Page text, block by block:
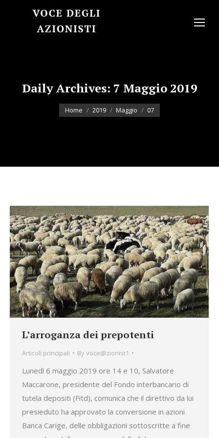
Daily Archives: 7 Maggio 2019
You are here:
Home 2019 Maggio 07
L’arroganza dei prepotenti
Articoli principali Byvoce@zionist1
Lunedì 6 maggio 2019 ore 14 e 10, Salvatore
Maccarone, presidente del Fondo interbancario di
tutela depositi (Fitd), comunica che il direttivo da lui
presieduto ha approvato la conversione in azioni
Banca Carige, delle obbligazioni sottoscritte a fine